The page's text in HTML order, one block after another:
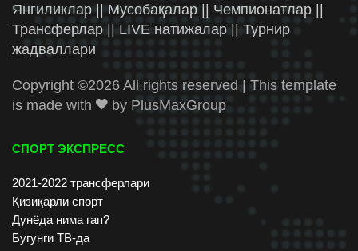
Янгиликлар || Мусобақалар || Чемпионатлар ||
Трансферлар || LIVE натижалар || Турнир
жадваллари
Copyright ©2026 All rights reserved | This template
is made with
by PlusMaxGroup
СПОРТ ЭКСПРЕСС
2021-2022 трансферлари
Қизиқарли спорт
Дунёда нима гап?
Бугунги ТВ-да